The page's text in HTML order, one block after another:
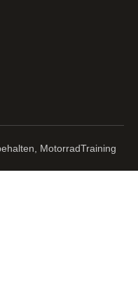
MotorradTraining